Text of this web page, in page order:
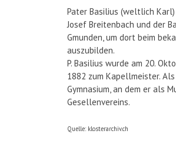
Pater Basilius (weltlich
Josef Breitenbach und der
Gmunden, um dort beim
auszubilden.
P. Basilius wurde am 20.
1882 zum Kapellmeister.
Gymnasium, an dem er als
Gesellenvereins.
Quelle: klosterarchiv.ch